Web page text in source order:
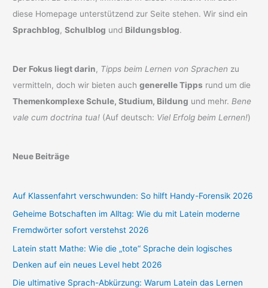
diese Homepage unterstützend zur Seite stehen. Wir sind ein
Sprachblog,Schulblog und Bildungsblog.
Der Fokus liegt darin, Tipps beim Lernen von Sprachen zu
vermitteln, doch wir bieten auchgenerelle Tipps rund um die
Themenkomplexe Schule, Studium, Bildung und mehr. Bene
vale cum doctrina tua! (Auf deutsch: Viel Erfolg beim Lernen!)
Neue Beiträge
Auf Klassenfahrt verschwunden: So hilft Handy-Forensik 2026
Geheime Botschaften im Alltag: Wie du mit Latein moderne
Fremdwörter sofort verstehst 2026
Latein statt Mathe: Wie die „tote“ Sprache dein logisches
Denken auf ein neues Level hebt 2026
Die ultimative Sprach-Abkürzung: Warum Latein das Lernen